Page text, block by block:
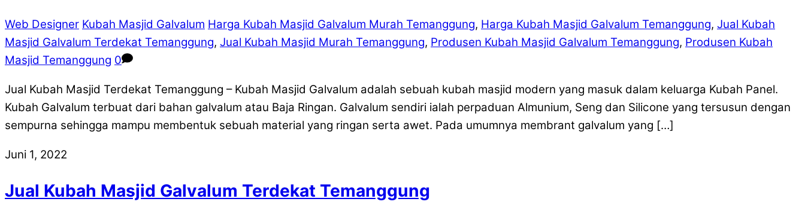
Web Designer Kubah Masjid Galvalum Harga Kubah Masjid Galvalum Murah Temanggung, Harga Kubah Masjid Galvalum Temanggung, Jual Kubah
Masjid Galvalum Terdekat Temanggung, Jual Kubah Masjid Murah Temanggung, Produsen Kubah Masjid Galvalum Temanggung, Produsen Kubah
Masjid Temanggung 0
Jual Kubah Masjid Terdekat Temanggung – Kubah Masjid Galvalum adalah sebuah kubah masjid modern yang masuk dalam keluarga Kubah Panel.
Kubah Galvalum terbuat dari bahan galvalum atau Baja Ringan. Galvalum sendiri ialah perpaduan Almunium, Seng dan Silicone yang tersusun dengan
sempurna sehingga mampu membentuk sebuah material yang ringan serta awet. Pada umumnya membrant galvalum yang […]
Juni 1, 2022
Jual Kubah Masjid Galvalum Terdekat Temanggung